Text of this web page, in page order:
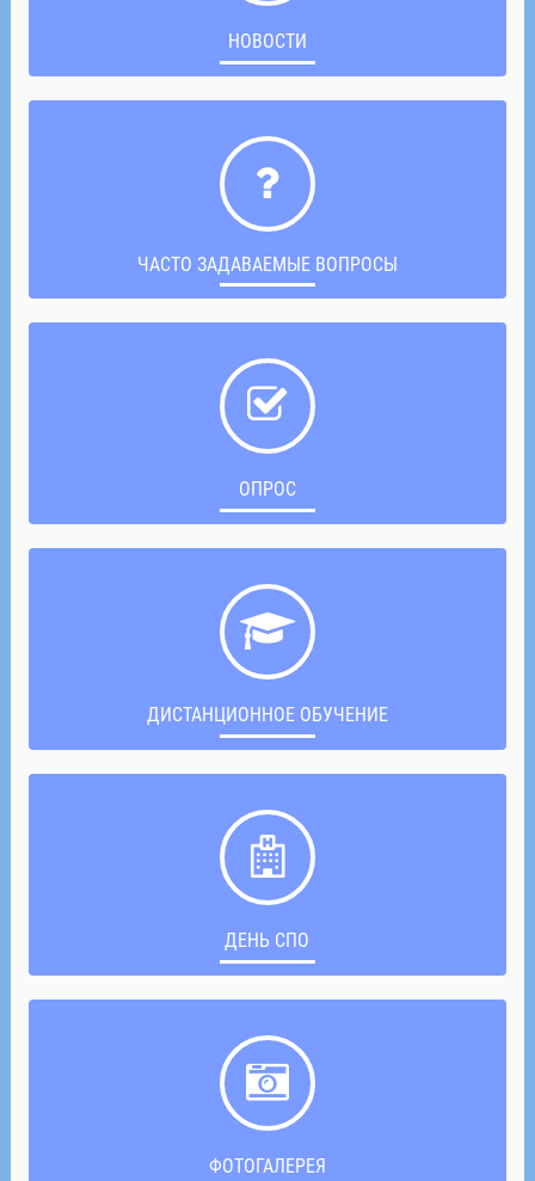
НОВОСТИ
ЧАСТО ЗАДАВАЕМЫЕ ВОПРОСЫ
ОПРОС
ДИСТАНЦИОННОЕ ОБУЧЕНИЕ
ДЕНЬ СПО
ФОТОГАЛЕРЕЯ